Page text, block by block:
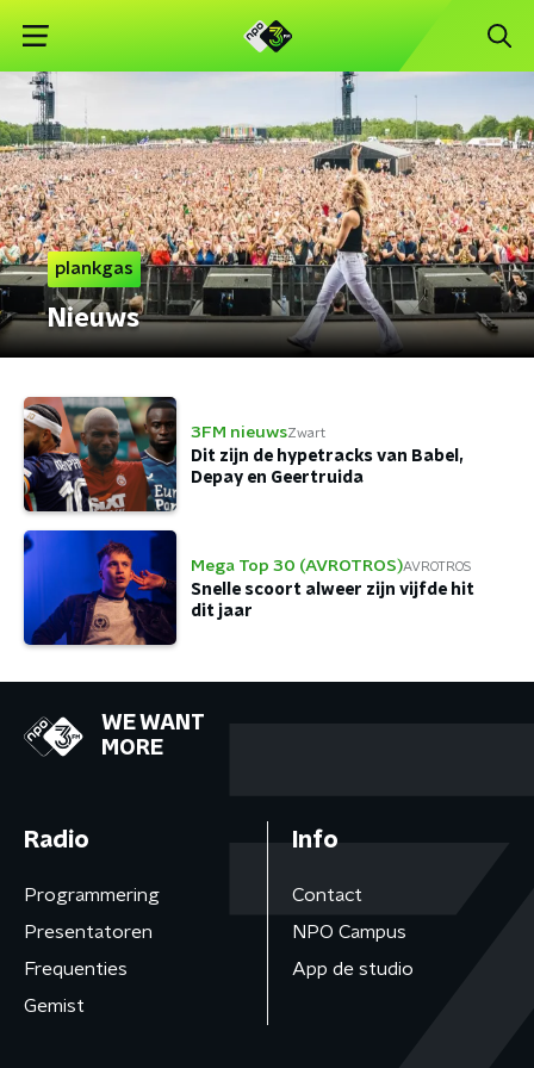
plankgas
Nieuws
3FM nieuwsZwart
Dit zijn de hypetracks van Babel,
Depay en Geertruida
Mega Top 30 (AVROTROS)AVROTROS
Snelle scoort alweer zijn vijfde hit
dit jaar
WE WANT
MORE
Radio
Programmering
Presentatoren
Frequenties
Gemist
Info
Contact
NPO Campus
App de studio